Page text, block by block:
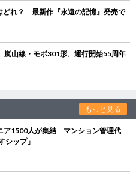
どれ？ 最新作『永遠の記憶』発売で
山線・モボ301形、運行開始55周年
もっと見る
ア1500人が集結 マンション管理代
シップ」